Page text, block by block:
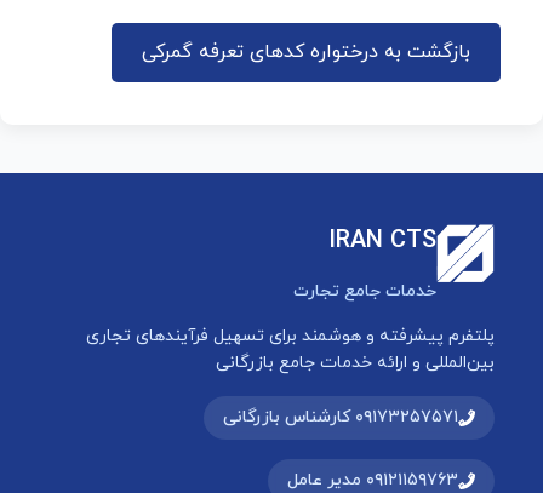
بازگشت به درختواره کدهای تعرفه گمرکی
IRAN CTS
خدمات جامع تجارت
پلتفرم پیشرفته و هوشمند برای تسهیل فرآیندهای تجاری
بین‌المللی و ارائه خدمات جامع بازرگانی
۰۹۱۷۳۲۵۷۵۷۱ کارشناس بازرگانی
۰۹۱۲۱۱۵۹۷۶۳ مدیر عامل